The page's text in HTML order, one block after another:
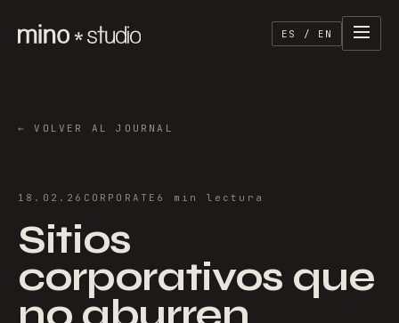
ES / EN
←VOLVER AL JOURNAL
18.02.26 CORPORATE 6 min lectura
Sitios
corporativos que